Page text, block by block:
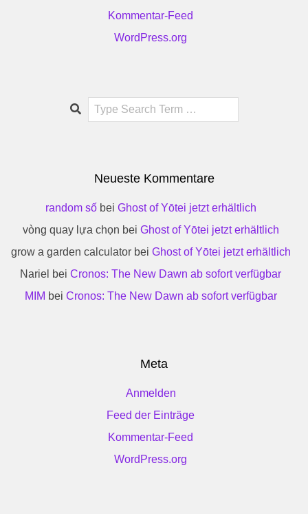
Kommentar-Feed
WordPress.org
Search
Neueste Kommentare
random sốbei Ghost of Yōtei jetzt erhältlich
vòng quay lựa chọn bei Ghost of Yōtei jetzt erhältlich
grow a garden calculatorbei Ghost of Yōtei jetzt erhältlich
Nariel bei Cronos: The New Dawn ab sofort verfügbar
MIM bei Cronos: The New Dawn ab sofort verfügbar
Meta
Anmelden
Feed der Einträge
Kommentar-Feed
WordPress.org